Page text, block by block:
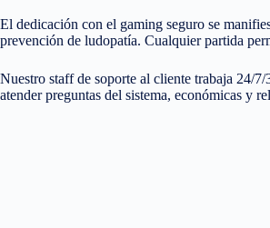
El dedicación con el gaming seguro se
prevención de ludopatía. Cualquier partida
Nuestro staff de soporte al cliente trabaja 24/
atender preguntas del sistema, económicas y